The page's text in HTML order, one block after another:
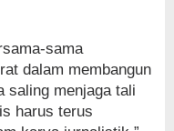
sama
dalam membangun
saling menjaga tali
harus terus